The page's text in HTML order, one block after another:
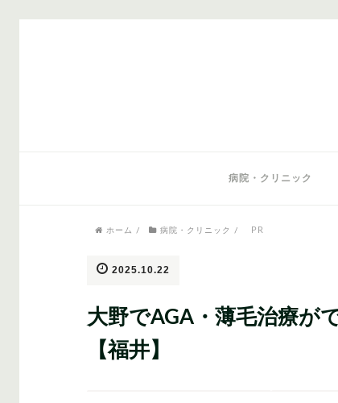
病院・クリニック
ホーム / 病院・クリニック / PR
2025.10.22
大野でAGA・薄毛治療が
【福井】
医師監修 AGAクリニック